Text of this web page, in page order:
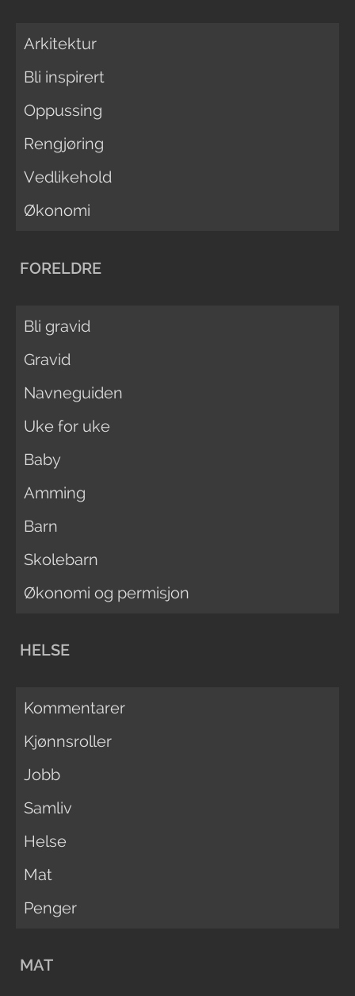
Arkitektur
Bli inspirert
Oppussing
Rengjøring
Vedlikehold
Økonomi
FORELDRE
Bli gravid
Gravid
Navneguiden
Uke for uke
Baby
Amming
Barn
Skolebarn
Økonomi og permisjon
HELSE
Kommentarer
Kjønnsroller
Jobb
Samliv
Helse
Mat
Penger
MAT